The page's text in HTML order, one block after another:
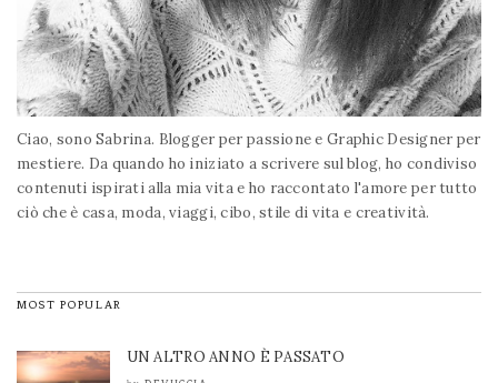
Ciao, sono Sabrina. Blogger per passione e Graphic Designer per
mestiere. Da quando ho iniziato a scrivere sul blog, ho condiviso
contenuti ispirati alla mia vita e ho raccontato l'amore per tutto
ciò che è casa, moda, viaggi, cibo, stile di vita e creatività.
MOST POPULAR
UN ALTRO ANNO È PASSATO